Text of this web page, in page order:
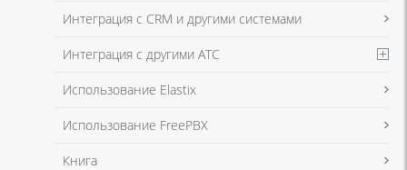
Я даю согласие на обработку моих персональных данных для связи
в соответствии с Политикой в отношении обработки персональных
Интеграция с CRM и другими системами
Интеграция с другими АТС
Использование Elastix
Использование FreePBX
Книга